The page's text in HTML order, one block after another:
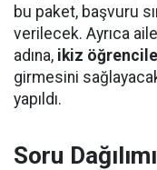
bu paket, başvuru
verilecek. Ayrıca
adına, ikiz
girmesini
yapıldı.
Soru